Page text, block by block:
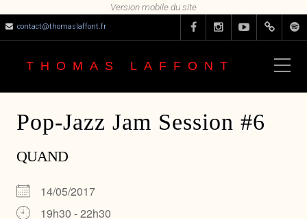
contact@thomaslaffont.fr
THOMAS LAFFONT
Pop-Jazz Jam Session #6
QUAND
14/05/2017
19h30 - 22h30